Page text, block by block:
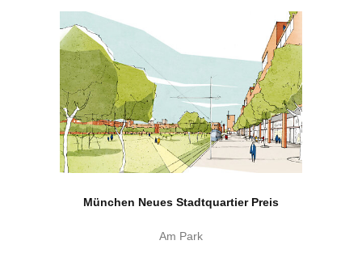
München Neues Stadtquartier Preis
Am Park